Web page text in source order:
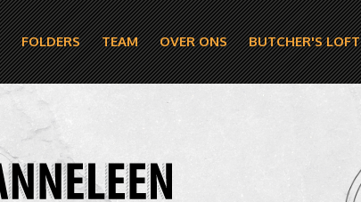
FOLDERS TEAM OVER ONS BUTCHER'S LOFT